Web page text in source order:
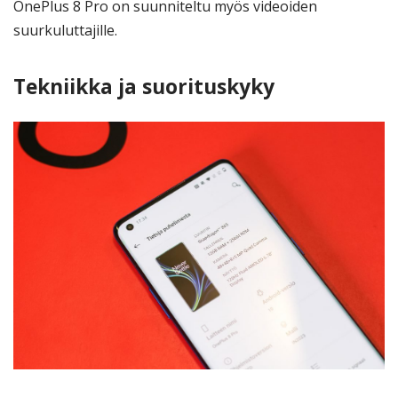
OnePlus 8 Pro on suunniteltu myös videoiden
suurkuluttajille.
Tekniikka ja suorituskyky